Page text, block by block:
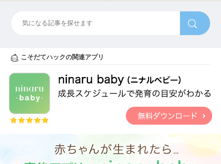
こそだてハックの関連アプリ